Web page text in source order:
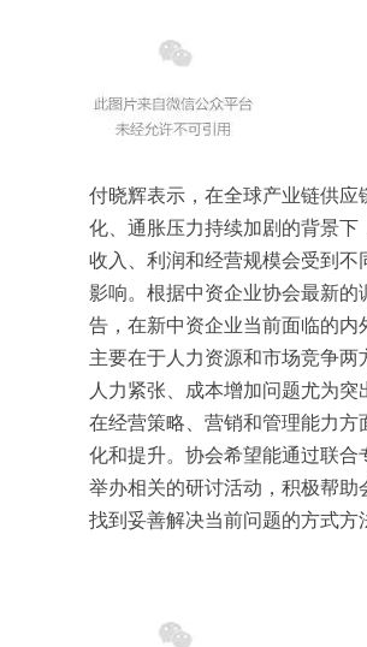
付晓辉表示，在全球产业链供应
化、通胀压力持续加剧的背景下
收入、利润和经营规模会受到不
影响。根据中资企业协会最新的
告，在新中资企业当前面临的内
主要在于人力资源和市场竞争两
人力紧张、成本增加问题尤为突
在经营策略、营销和管理能力方
化和提升。协会希望能通过联合
举办相关的研讨活动，积极帮助
找到妥善解决当前问题的方式方